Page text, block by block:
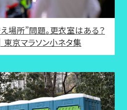
場所”問題。更衣室はある？
京マラソン小ネタ集